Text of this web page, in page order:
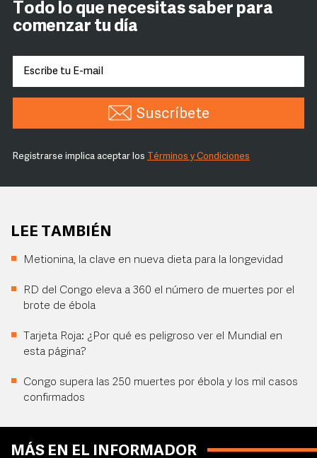
Todo lo que necesitas saber para
comenzar tu día
Suscríbete
Registrarse implica aceptar los Términos y Condiciones
LEE TAMBIÉN
Metionina, la clave en nueva dieta para la longevidad
RD del Congo eleva a 360 el número de muertes por el
brote de ébola
Tarjeta Roja: ¿Por qué es peligroso ver el Mundial en
esta página?
Congo supera las 250 muertes por ébola y los mil casos
confirmados
MÁS EN EL INFORMADOR